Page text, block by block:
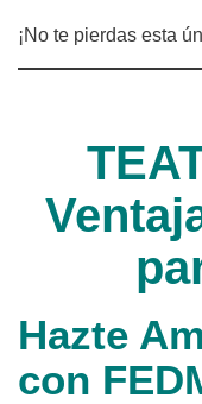
¡No te pierdas esta
Hazte
con